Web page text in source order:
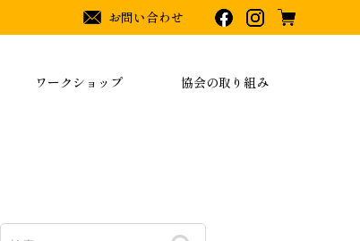
お問い合わせ
ワークショップ 協会の取り組み